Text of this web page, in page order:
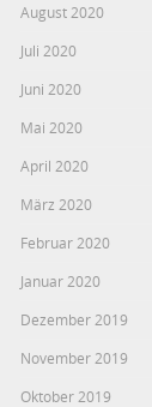
August 2020
Juli 2020
Juni 2020
Mai 2020
April 2020
März 2020
Februar 2020
Januar 2020
Dezember 2019
November 2019
Oktober 2019